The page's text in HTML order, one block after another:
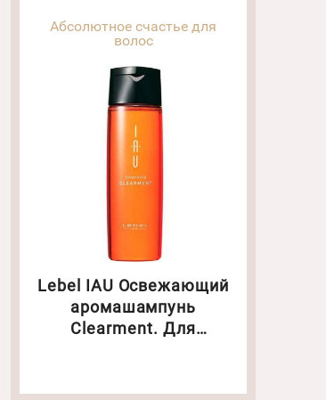
Абсолютное счастье для
волос
Lebel IAU Оcвежающий
аромашампунь
Сlearment. Для
мл(4096)